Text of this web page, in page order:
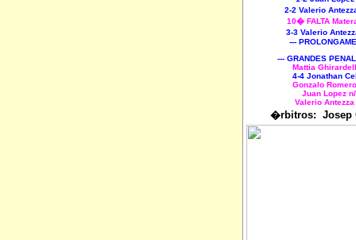
2-2 Valerio
10� FALTA
3-3 Valerio
---
--- GRANDES
Mattia
4-4 Jonathan
Gonzalo Romero
Juan Lopez
Valerio Antezza
�rbitros: Josep